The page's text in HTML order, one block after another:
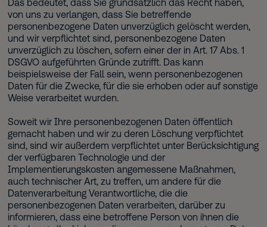
Das bedeutet, dass Sie grundsätzlich das Recht haben,
von uns zu verlangen, dass Sie betreffende
personenbezogene Daten unverzüglich gelöscht werden,
und wir verpflichtet sind, personenbezogene Daten
unverzüglich zu löschen, sofern einer der in Art. 17 Abs. 1
DSGVO aufgeführten Gründe zutrifft. Das kann
beispielsweise der Fall sein, wenn personenbezogenen
Daten für die Zwecke, für die sie erhoben oder auf sonstige
Weise verarbeitet wurden.
Soweit wir Ihre personenbezogenen Daten öffentlich
gemacht haben und wir zu deren Löschung verpflichtet
sind, sind wir außerdem verpflichtet unter Berücksichtigung
der verfügbaren Technologie und der
Implementierungskosten angemessene Maßnahmen,
auch technischer Art, zu treffen, um andere für die
Datenverarbeitung Verantwortliche, die die
personenbezogenen Daten verarbeiten, darüber zu
informieren, dass eine betroffene Person von ihnen die